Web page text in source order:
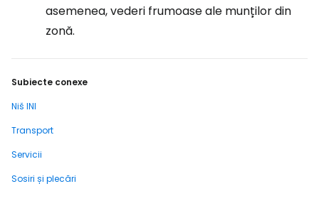
asemenea, vederi frumoase ale munților din
zonă.
Subiecte conexe
Niš INI
Transport
Servicii
Sosiri și plecări